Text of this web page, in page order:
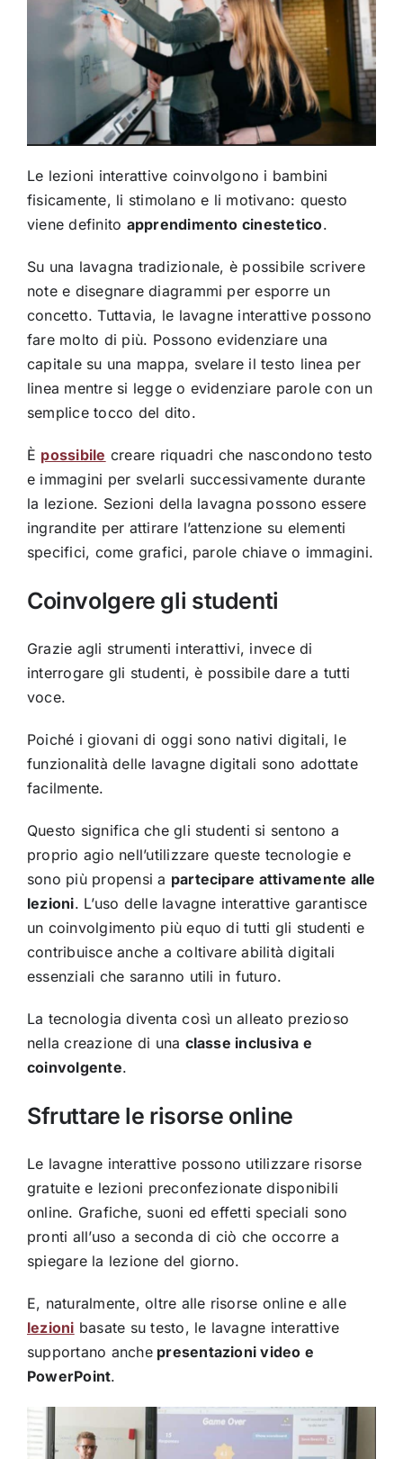
Le lezioni interattive coinvolgono i bambini
fisicamente, li stimolano e li motivano: questo
viene definito apprendimento cinestetico.
Su una lavagna tradizionale, è possibile scrivere
note e disegnare diagrammi per esporre un
concetto. Tuttavia, le lavagne interattive possono
fare molto di più. Possono evidenziare una
capitale su una mappa, svelare il testo linea per
linea mentre si legge o evidenziare parole con un
semplice tocco del dito.
È possibile creare riquadri che nascondono testo
e immagini per svelarli successivamente durante
la lezione. Sezioni della lavagna possono essere
ingrandite per attirare l’attenzione su elementi
specifici, come grafici, parole chiave o immagini.
Coinvolgere gli studenti
Grazie agli strumenti interattivi, invece di
interrogare gli studenti, è possibile dare a tutti
voce.
Poiché i giovani di oggi sono nativi digitali, le
funzionalità delle lavagne digitali sono adottate
facilmente.
Questo significa che gli studenti si sentono a
proprio agio nell’utilizzare queste tecnologie e
sono più propensi a partecipare attivamente alle
lezioni. L’uso delle lavagne interattive garantisce
un coinvolgimento più equo di tutti gli studenti e
contribuisce anche a coltivare abilità digitali
essenziali che saranno utili in futuro.
La tecnologia diventa così un alleato prezioso
nella creazione di una classe inclusiva e
coinvolgente.
Sfruttare le risorse online
Le lavagne interattive possono utilizzare risorse
gratuite e lezioni preconfezionate disponibili
online. Grafiche, suoni ed effetti speciali sono
pronti all’uso a seconda di ciò che occorre a
spiegare la lezione del giorno.
E, naturalmente, oltre alle risorse online e alle
lezioni basate su testo, le lavagne interattive
supportano anchepresentazioni video e
PowerPoint.